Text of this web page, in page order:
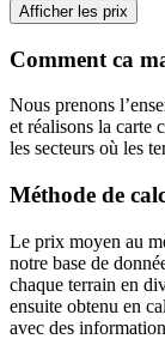
Afficher les prix
Comment ca
Nous prenons
et réalisons la carte
les secteurs où les
Méthode de
Le prix moyen au
notre base de
chaque terrain en
ensuite obtenu en
avec des